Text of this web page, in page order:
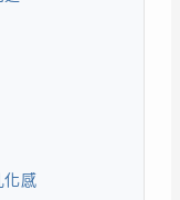
化感